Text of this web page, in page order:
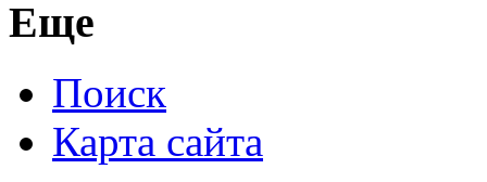
Еще
Поиск
Карта сайта